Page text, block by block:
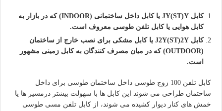
کابلJY(ST)Y یا کابل داخل ساختمانی (INDOOR)
که در بازار به
کابل هوایی یا کابل تلفن طوسی معروف است.
کابلJ2Y(ST)2Y یا کابل مشکی برای نصب خارج از ساختمان
(OUTDOOR)
که در میان مصرف کنندگان به کابل زمینی مشهور
است.
کابل تلفن 100 زوج طوسی داخل ساختمان طوسی برای داخل
ساختمان طراحی می شوند این کابل ها با سهولت بیشتر درمسیر ها یا
خمش های کنار دیوار کشیده می شوند، از کابل تلفن مسی طوسی